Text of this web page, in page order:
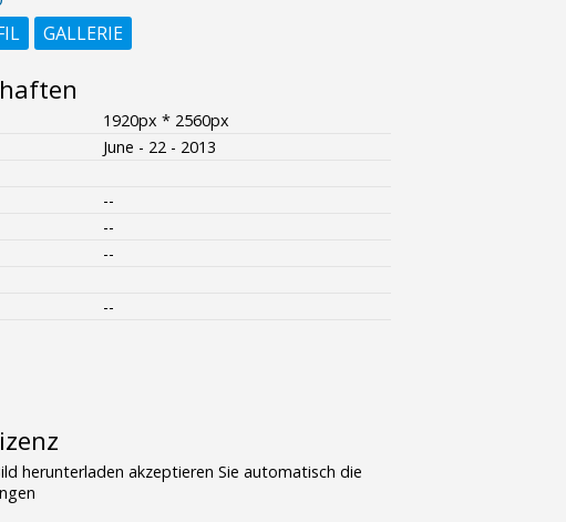
GALLERIE
1920px * 2560px
June - 22 - 2013
--
--
--
--
herunterladen akzeptieren Sie automatisch die